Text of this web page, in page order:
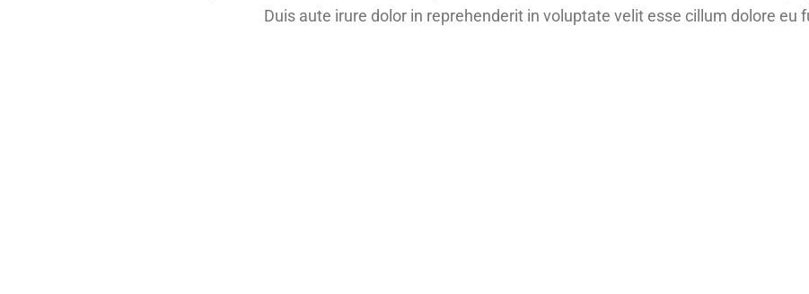
Duis aute irure dolor in reprehenderit in voluptate velit esse cillum dolore eu